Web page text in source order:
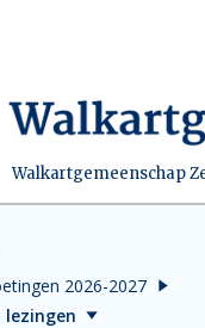
Walkartgemeenschap
2026-2027
lezingen